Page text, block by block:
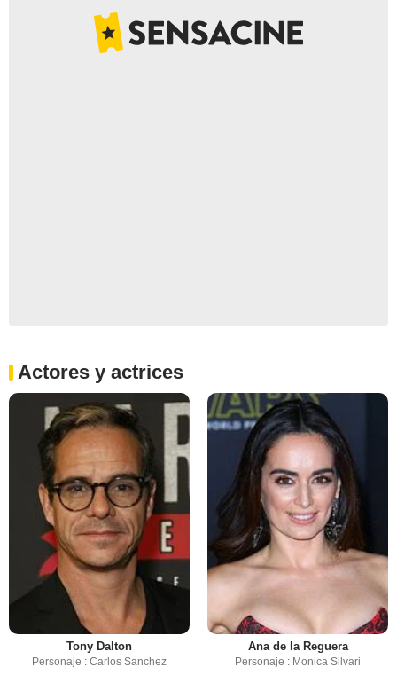
Actores y actrices
Tony Dalton
Personaje : Carlos Sanchez
Ana de la Reguera
Personaje : Monica Silvari